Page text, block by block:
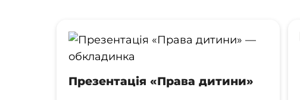
Презентація «Права дитини»